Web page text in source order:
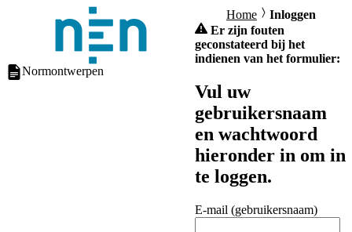
Normontwerpen
Home
Inloggen
Er zijn fouten
geconstateerd bij het
indienen van het formulier:
Vul uw
gebruikersnaam
en wachtwoord
hieronder in om in
te loggen.
E-mail (gebruikersnaam)